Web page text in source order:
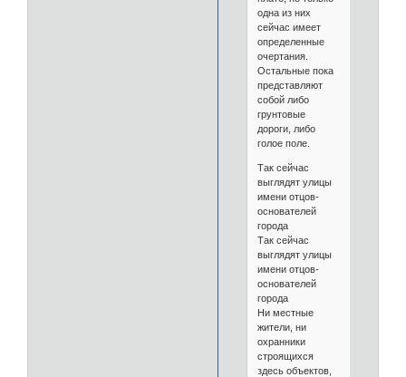
одна из них
сейчас имеет
определенные
очертания.
Остальные пока
представляют
собой либо
грунтовые
дороги, либо
голое поле.
Так сейчас
выглядят улицы
имени отцов-
основателей
города
Так сейчас
выглядят улицы
имени отцов-
основателей
города
Ни местные
жители, ни
охранники
строящихся
здесь объектов,